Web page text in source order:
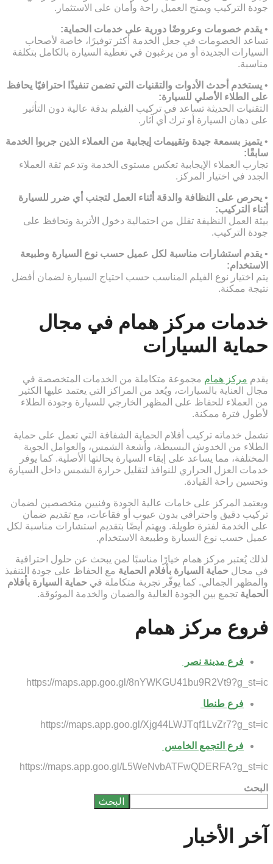
جودة التركيب ويمنح العميل راحة وأمان على الاستثمار.
• يقدم خصومات وعروضًا دورية على خدمات الحماية:
تساعد الخصومات في جعل الخدمة أكثر توفيرًا، خاصة لأصحاب
السيارات الجديدة أو من يرغبون في تغطية السيارة بالكامل بتكلفة
مناسبة.
• يستخدم أحدث الأدوات والتقنيات التي تضمن تنفيذًا احترافيًا يحافظ
على الطلاء الأصلي للسيارة:
التقنيات الحديثة تساعد في تركيب الفيلم بدقة عالية دون التأثير
على دهان السيارة أو ترك أي آثار.
• يتميز بسمعة جيدة وتقييمات إيجابية من العملاء الذين جربوا الخدمة
سابقًا:
تجارب العملاء الإيجابية تعكس مستوى الخدمة وتدعم ثقة العملاء
الجدد في اختيار المركز.
• يحرص على النظافة والدقة أثناء العمل لتجنب أي ضرر للسيارة
أثناء التركيب:
بيئة العمل النظيفة تقلل من احتمالية دخول الأتربة وتحافظ على
جودة التركيب.
• يقدم استشارات مناسبة لكل عميل حسب نوع السيارة وطبيعة
الاستخدام:
يتم اختيار نوع الفيلم المناسب حسب احتياج السيارة لضمان أفضل
نتيجة ممكنة.
خدمات مركز همام في مجال
حماية السيارات
يقدم مركز همام مجموعة متكاملة من الخدمات المتخصصة في
مجال العناية بالسيارات، ويُعد من المراكز التي يعتمد عليها الكثير
من العملاء للحفاظ على المظهر الخارجي للسيارة وجودة الطلاء
لأطول فترة ممكنة.
تشمل خدماته تركيب أفلام الحماية الشفافة التي تعمل على حماية
الطلاء من الخدوش البسيطة، وأشعة الشمس، والعوامل الجوية
المختلفة، مما يساعد على إبقاء السيارة بحالتها الأصلية. كما يوفر
خدمات العزل الحراري للنوافذ لتقليل حرارة الشمس داخل السيارة
وتحسين راحة القيادة.
ويعتمد المركز على خامات عالية الجودة وفنيين متخصصين لضمان
تركيب دقيق واحترافي بدون عيوب أو فقاعات، مع تقديم ضمان
على الخدمة لفترة طويلة. ويهتم أيضًا بتقديم استشارات مناسبة لكل
عميل حسب نوع السيارة وطبيعة الاستخدام.
لذلك يُعتبر مركز همام خيارًا مناسبًا لمن يبحث عن حلول احترافية
في مجال حماية السيارة بأفلام الحماية مع الحفاظ على جودة التنفيذ
والمظهر الجمالي. كما يوفّر تجربة متكاملة في حماية السيارة بأفلام
الحماية تجمع بين الجودة العالية والضمان والخدمة الموثوقة.
فروع مركز همام
فرع مدينة نصر
https://maps.app.goo.gl/8nYWKGU41bu9R2Vt9?g_st=ic
فرع طنطا
https://maps.app.goo.gl/Xjg44LWJTqf1LvZr7?g_st=ic
فرع التجمع الخامس
https://maps.app.goo.gl/L5WeNvbATFwQDERFA?g_st=ic
البحث
البحث
آخر الأخبار